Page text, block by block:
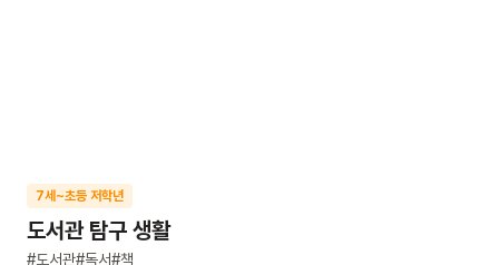
7세~초등 저학년
도서관 탐구 생활
#도서관#독서#책